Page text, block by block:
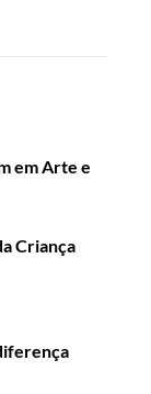
em Arte e
Criança